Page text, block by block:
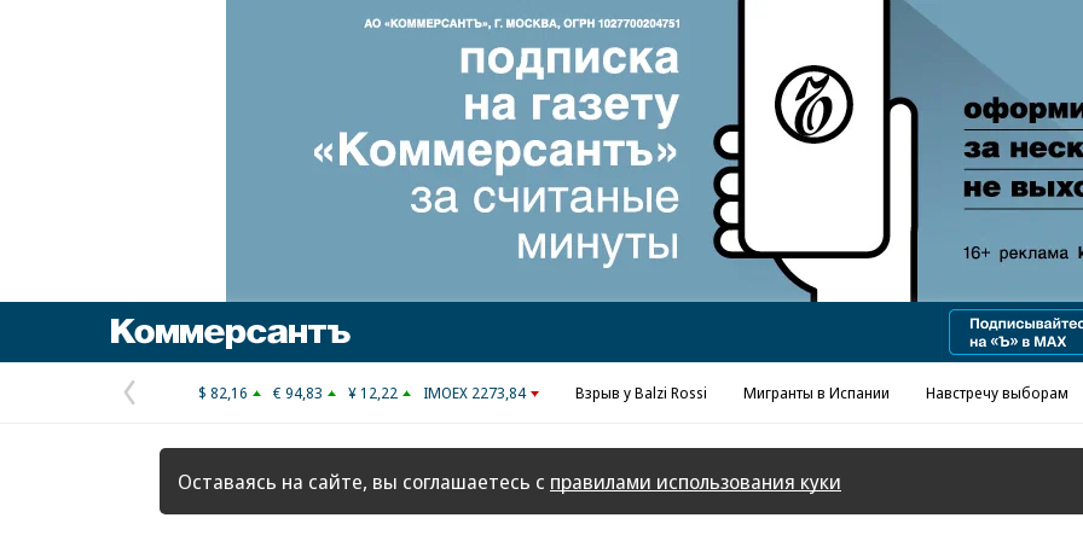
Реклама в «Ъ» www.kommersant.ru/ad
Предыдущая
страница
$ 82,16 € 94,83 ¥ 12,22 IMOEX 2273,84 Взрыв у Balzi Rossi Мигранты в Испании Навстречу выборам
Оставаясь на сайте, вы соглашаетесь с правилами использования куки